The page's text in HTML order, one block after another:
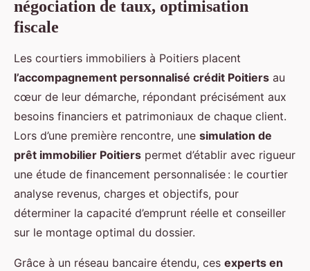
négociation de taux, optimisation
fiscale
Les courtiers immobiliers à Poitiers placent
l’accompagnement personnalisé crédit Poitiers au
cœur de leur démarche, répondant précisément aux
besoins financiers et patrimoniaux de chaque client.
Lors d’une première rencontre, une simulation de
prêt immobilier Poitiers permet d’établir avec rigueur
une étude de financement personnalisée : le courtier
analyse revenus, charges et objectifs, pour
déterminer la capacité d’emprunt réelle et conseiller
sur le montage optimal du dossier.
Grâce à un réseau bancaire étendu, ces experts en